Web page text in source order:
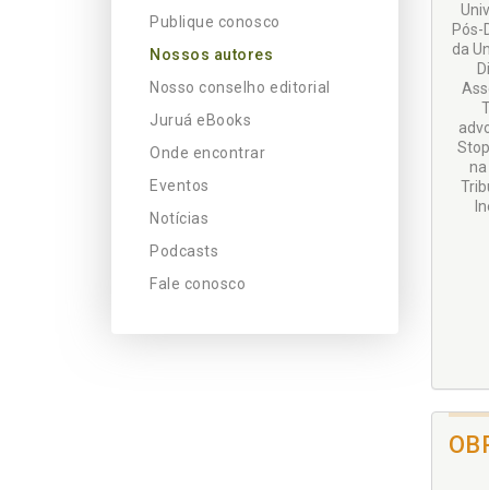
Publique conosco
Nossos autores
Nosso conselho editorial
Juruá eBooks
Onde encontrar
Eventos
Notícias
Podcasts
Fale conosco
Pós-
da